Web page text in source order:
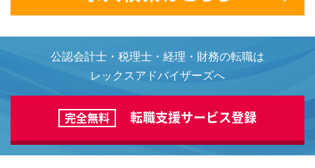
公認会計士・税理士・経理・財務の転職は
レックスアドバイザーズへ
完全無料 転職支援サービス登録